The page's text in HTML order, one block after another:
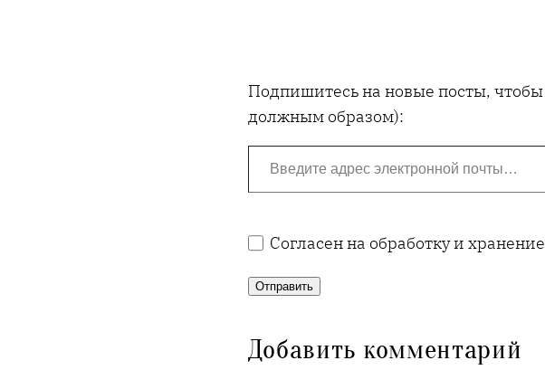
Подпишитесь на новые посты,
должным образом):
Введите адрес электронной почты…
Согласен на обработку и
Отправить
Добавить комментарий